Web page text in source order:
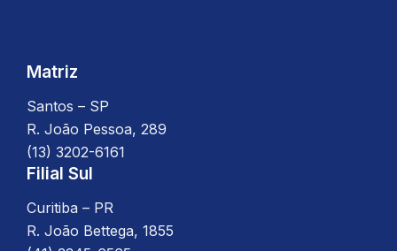
Matriz
Santos – SP
R. João Pessoa, 289
(13) 3202-6161
Filial Sul
Curitiba – PR
R. João Bettega, 1855